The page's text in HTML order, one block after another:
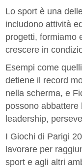
Lo sport è una
includono attività
progetti, formiamo
crescere in
Esempi come
detiene il record
nella scherma, e
possono
leadership,
I Giochi di Parigi
lavorare per
sport e agli altri